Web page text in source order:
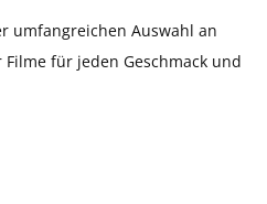
umfangreichen Auswahl an
für jeden Geschmack und